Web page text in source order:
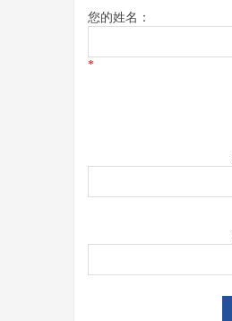
您的姓名：
*